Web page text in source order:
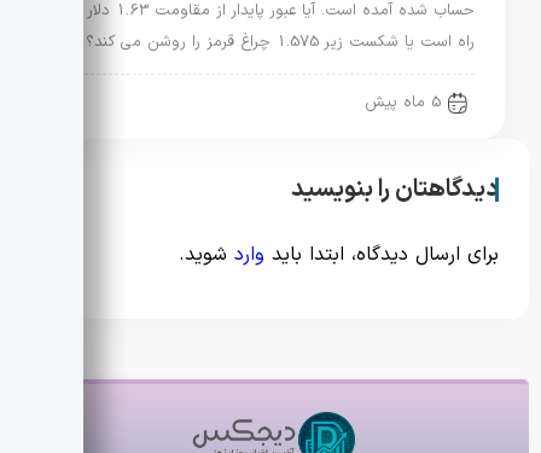
حساب شده آمده است. آیا عبور پایدار از مقاومت 1.63 دلار در
راه است یا شکست زیر 1.575 چراغ قرمز را روشن می کند؟
5 ماه پیش
دیدگاهتان را بنویسید
برای ارسال دیدگاه، ابتدا باید وارد شوید.